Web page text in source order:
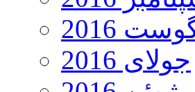
2016
جولای 2016